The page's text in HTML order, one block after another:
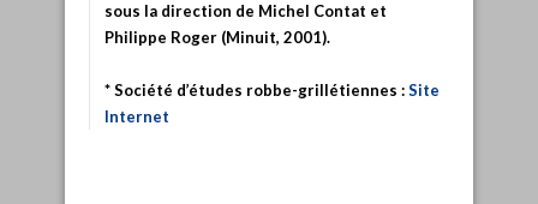
sous la direction de Michel Contat et
Philippe Roger (Minuit, 2001).
* Société d’études robbe-grillétiennes :Site
Internet